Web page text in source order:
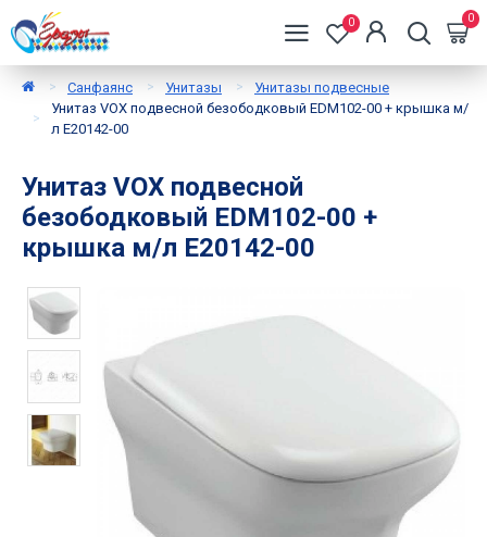
0 0
Санфаянс Унитазы
Унитазы подвесные
Унитаз VOX подвесной безободковый EDM102-00 + крышка м/
л E20142-00
Унитаз VOX подвесной
безободковый EDM102-00 +
крышка м/л E20142-00